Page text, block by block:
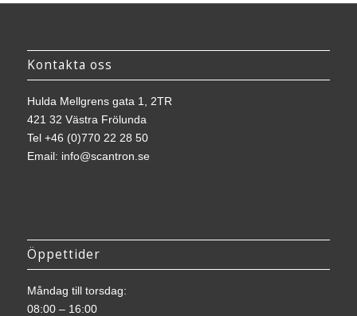
Kontakta oss
Hulda Mellgrens gata 1, 2TR
421 32 Västra Frölunda
Tel +46 (0)770 22 28 50
Email: info@scantron.se
Öppettider
Måndag till torsdag:
08:00 – 16:00